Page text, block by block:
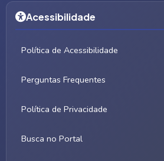
Acessibilidade
Política de Acessibilidade
Perguntas Frequentes
Política de Privacidade
Busca no Portal